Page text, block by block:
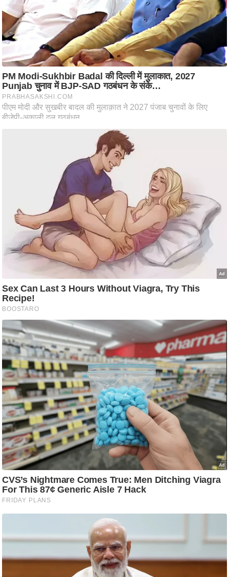
मा
तृ
भू
स्तं
भ
ए
म
.
चा
य
र
मी
क्षा
ध
र्म
ज्यो
ति
ष
प्र
भु
म
हि
मा
/
ध
र्म
स्थ
ल
व्र
त्यो
हा